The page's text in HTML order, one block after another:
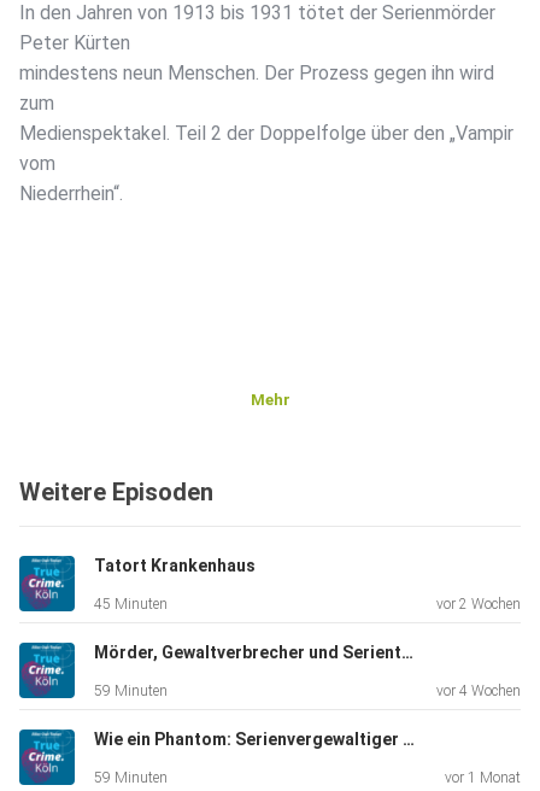
In den Jahren von 1913 bis 1931 tötet der Serienmörder
Peter Kürten
mindestens neun Menschen. Der Prozess gegen ihn wird
zum
Medienspektakel. Teil 2 der Doppelfolge über den „Vampir
vom
Niederrhein“.
Mehr
Weitere Episoden
Tatort Krankenhaus
45 Minuten vor 2 Wochen
Mörder, Gewaltverbrecher und Serientäter: Die Faszination des Grauens
59 Minuten vor 4 Wochen
Wie ein Phantom: Serienvergewaltiger versetzt die Stadt in Angst
59 Minuten vor 1 Monat